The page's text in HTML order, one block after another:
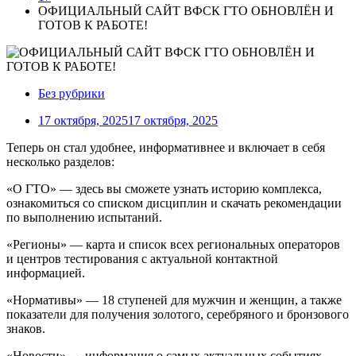
ОФИЦИАЛЬНЫЙ САЙТ ВФСК ГТО ОБНОВЛЁН И
ГОТОВ К РАБОТЕ!
Без рубрики
17 октября, 202517 октября, 2025
Теперь он стал удобнее, информативнее и включает в себя
несколько разделов:
«О ГТО» — здесь вы сможете узнать историю комплекса,
ознакомиться со списком дисциплин и скачать рекомендации
по выполнению испытаний.
«Регионы» — карта и список всех региональных операторов
и центров тестирования с актуальной контактной
информацией.
«Нормативы» — 18 ступеней для мужчин и женщин, а также
показатели для получения золотого, серебряного и бронзового
знаков.